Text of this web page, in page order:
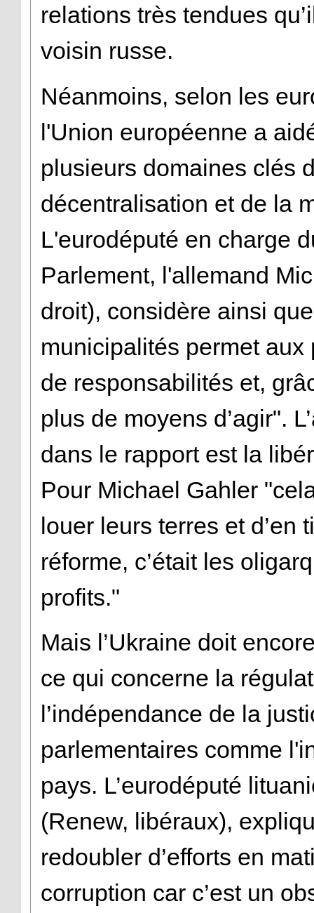
relations très tendues
voisin russe.
Néanmoins, selon les
l'Union européenne a
plusieurs domaines clés
décentralisation et de la
L'eurodéputé en charge
Parlement, l'allemand
droit), considère ainsi
municipalités permet aux
de responsabilités et,
plus de moyens d’agir".
dans le rapport est la
Pour Michael Gahler
louer leurs terres et d’en
réforme, c’était les
profits."
Mais l’Ukraine doit
ce qui concerne la
l’indépendance de la
parlementaires comme
pays. L’eurodéputé
(Renew, libéraux),
redoubler d’efforts en
corruption car c’est un